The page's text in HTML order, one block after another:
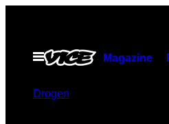
contentOpen
Menu
Magazine
Drogen